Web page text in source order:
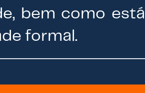
bem como está
formal.